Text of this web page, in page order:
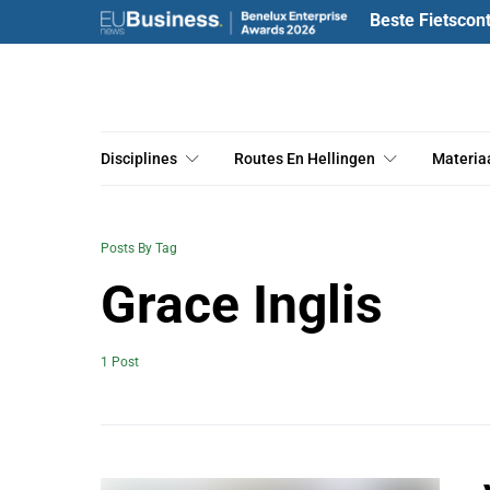
Beste
Disciplines Routes En Hellingen
Posts By Tag
Grace Inglis
1 Post